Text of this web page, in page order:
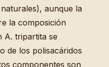
aunque la
la composición
A. tripartita se
de los polisacáridos
componentes son